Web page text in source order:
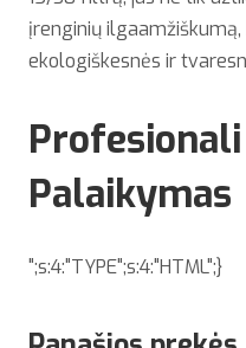
įrenginių
ekologiškesnės ir
Palaikymas
";s:4:"TYPE";s:4:"HTML";}